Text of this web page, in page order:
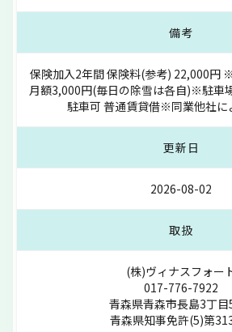
備考
保険加入2年間 保険料(参考) 22,000円
月額3,000円(毎日の除雪は各自)※駐車
駐車可 普通賃貸借※同業他社に
更新日
2026-08-02
取扱
(株)ヴィナスフォー
017-776-7922
青森県青森市長島3丁
青森県知事免許(5)第